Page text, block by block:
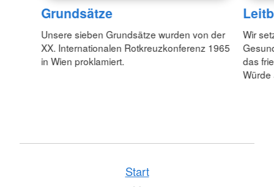
Grundsätze
Unsere sieben Grundsätze wurden von der
XX. Internationalen Rotkreuzkonferenz 1965
in Wien proklamiert.
Wir
das
Würde
Start